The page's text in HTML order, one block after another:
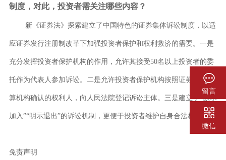
制度，对此，投资者需关注哪些内容？
新《证券法》探索建立了中国特色的证券集体诉讼制度，以适
应证券发行注册制改革下加强投资者保护和权利救济的需要。一是
充分发挥投资者保护机构的作用，允许其接受50名以上投资者的委
托作为代表人参加诉讼。二是允许投资者保护机构按照证券登记结
算机构确认的权利人，向人民法院登记诉讼主体。三是建立了“默示
加入”“明示退出”的诉讼机制，更便于投资者维护自身合法权益。
免责声明
留言
微信